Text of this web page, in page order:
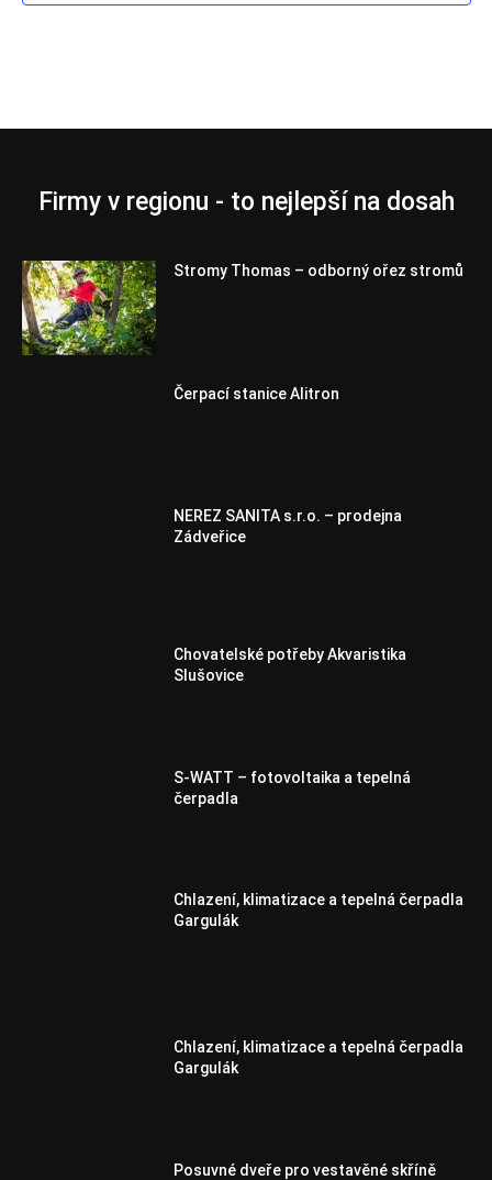
Firmy v regionu - to nejlepší na dosah
Stromy Thomas – odborný ořez stromů
Čerpací stanice Alitron
NEREZ SANITA s.r.o. – prodejna
Zádveřice
Chovatelské potřeby Akvaristika
Slušovice
S-WATT – fotovoltaika a tepelná
čerpadla
Chlazení, klimatizace a tepelná čerpadla
Gargulák
Chlazení, klimatizace a tepelná čerpadla
Gargulák
Posuvné dveře pro vestavěné skříně